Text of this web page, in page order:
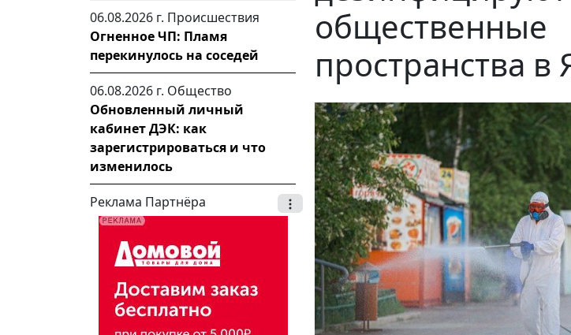
06.08.2026 г. Происшествия
Огненное ЧП: Пламя
перекинулось на соседей
06.08.2026 г. Общество
Обновленный личный
кабинет ДЭК: как
зарегистрироваться и что
изменилось
Реклама Партнёра
общественные
пространства в